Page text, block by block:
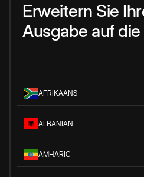
Erweitern Sie
Ausgabe auf
AFRIKAANS
ALBANIAN
AMHARIC